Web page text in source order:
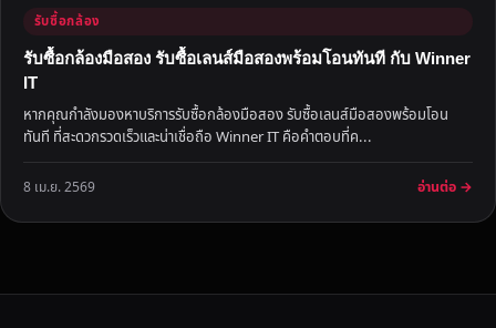
รับซื้อกล้อง
รับซื้อกล้องมือสอง รับซื้อเลนส์มือสองพร้อมโอนทันที กับ Winner
IT
หากคุณกำลังมองหาบริการรับซื้อกล้องมือสอง รับซื้อเลนส์มือสองพร้อมโอน
ทันที ที่สะดวกรวดเร็วและน่าเชื่อถือ Winner IT คือคำตอบที่ค...
8 เม.ย. 2569 อ่านต่อ →